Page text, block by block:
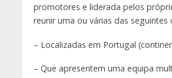
promotores e liderada pelos
reunir uma ou várias das seguintes
– Localizadas em Portugal
– Que apresentem uma equipa